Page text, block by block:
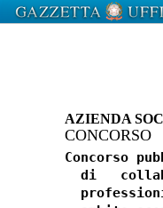
AZIENDA
CONCORSO
Concorso
di